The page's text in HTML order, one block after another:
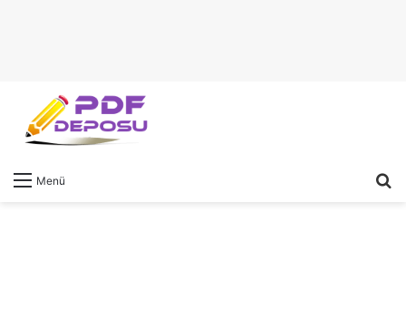
Menü